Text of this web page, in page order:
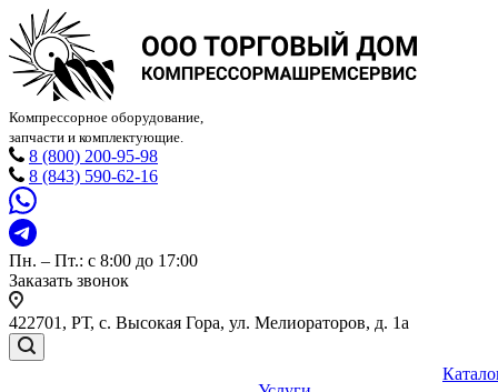
Компрессорное оборудование,
запчасти и комплектующие.
8 (800) 200-95-98
8 (843) 590-62-16
Пн. – Пт.: с 8:00 до 17:00
Заказать звонок
422701, РТ, с. Высокая Гора, ул. Мелиораторов, д. 1а